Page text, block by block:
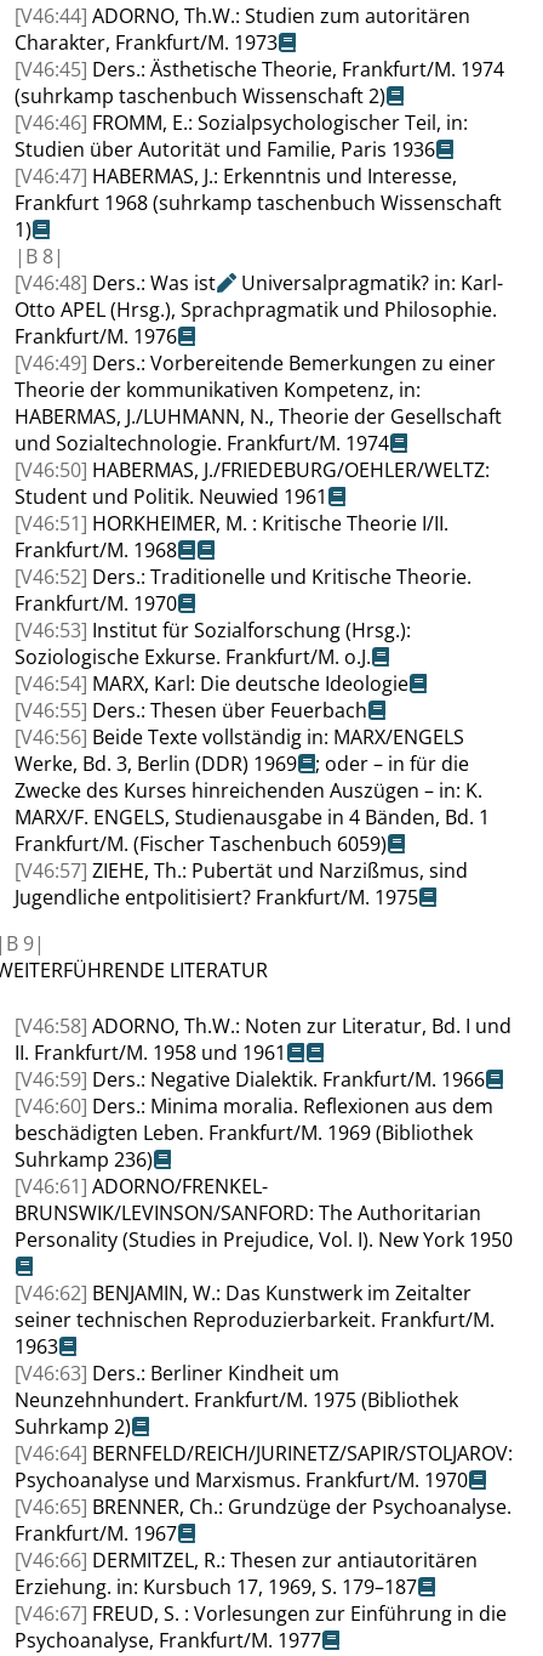
[V46:44] ADORNO, Th.W.: Studien zum autoritären
Charakter, Frankfurt/M. 1973
[V46:45] Ders.: Ästhetische Theorie, Frankfurt/M. 1974
(suhrkamp taschenbuch Wissenschaft 2)
[V46:46] FROMM, E.: Sozialpsychologischer Teil, in:
Studien über Autorität und Familie, Paris 1936
[V46:47] HABERMAS, J.: Erkenntnis und Interesse,
Frankfurt 1968 (suhrkamp taschenbuch Wissenschaft
1)
| B8|
[V46:48] Ders.: Was ist
Universalpragmatik? in: Karl-
Otto APEL(Hrsg.), Sprachpragmatik und Philosophie.
Frankfurt/M. 1976
[V46:49] Ders.: Vorbereitende Bemerkungen zu einer
Theorie der kommunikativen Kompetenz, in:
HABERMAS, J./LUHMANN, N., Theorie der Gesellschaft
und Sozialtechnologie. Frankfurt/M. 1974
[V46:50] HABERMAS, J./FRIEDEBURG/OEHLER/WELTZ:
Student und Politik. Neuwied 1961
[V46:51] HORKHEIMER, M. : Kritische Theorie I/II.
Frankfurt/M. 1968
[V46:52] Ders.: Traditionelle und Kritische Theorie.
Frankfurt/M. 1970
[V46:53] Institut für Sozialforschung (Hrsg.):
Soziologische Exkurse. Frankfurt/M. o.J.
[V46:54] MARX, Karl: Die deutsche Ideologie
[V46:55] Ders.: Thesen über Feuerbach
[V46:56] Beide Texte vollständig in: MARX/ENGELS
Werke, Bd. 3, Berlin (DDR) 1969
; oder – in für die
Zwecke des Kurses hinreichenden Auszügen – in: K.
MARX/F. ENGELS, Studienausgabe in 4 Bänden, Bd. 1
Frankfurt/M. (Fischer Taschenbuch 6059)
[V46:57] ZIEHE, Th.: Pubertät und Narzißmus, sind
Jugendliche entpolitisiert? Frankfurt/M. 1975
B9|
LITERATUR
[V46:58] ADORNO, Th.W.: Noten zur Literatur, Bd. I und
II. Frankfurt/M. 1958 und 1961
[V46:59] Ders.: Negative Dialektik. Frankfurt/M. 1966
[V46:60] Ders.: Minima moralia. Reflexionen aus dem
beschädigten Leben. Frankfurt/M. 1969 (Bibliothek
Suhrkamp 236)
[V46:61] ADORNO/FRENKEL-
BRUNSWIK/LEVINSON/SANFORD: The Authoritarian
Personality (Studies in Prejudice, Vol. I). New York 1950
[V46:62] BENJAMIN, W.: Das Kunstwerk im Zeitalter
seiner technischen Reproduzierbarkeit. Frankfurt/M.
1963
[V46:63] Ders.: Berliner Kindheit um
Neunzehnhundert. Frankfurt/M. 1975 (Bibliothek
Suhrkamp 2)
[V46:64] BERNFELD/REICH/JURINETZ/SAPIR/STOLJAROV:
Psychoanalyse und Marxismus. Frankfurt/M. 1970
[V46:65] BRENNER, Ch.: Grundzüge der Psychoanalyse.
Frankfurt/M. 1967
[V46:66] DERMITZEL, R.: Thesen zur antiautoritären
Erziehung. in: Kursbuch 17, 1969, S. 179–187
[V46:67] FREUD, S. : Vorlesungen zur Einführung in die
Psychoanalyse, Frankfurt/M. 1977